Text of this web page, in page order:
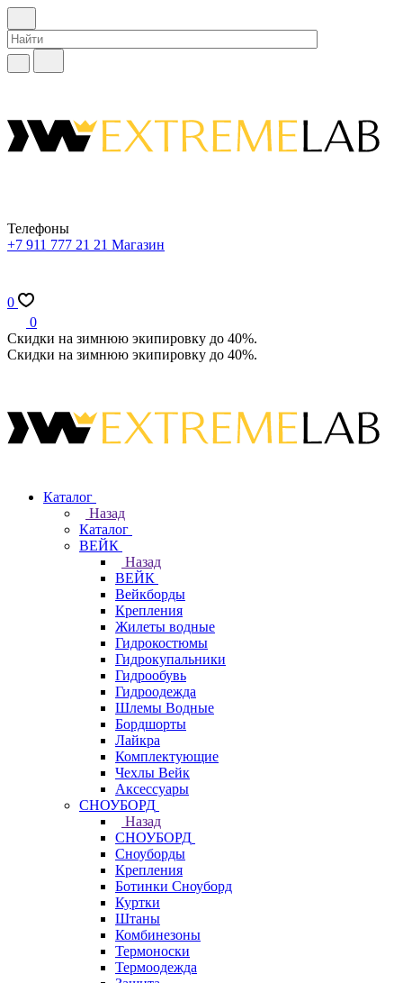
Телефоны
+7 911 777 21 21 Магазин
0
0
Скидки на зимнюю экипировку до 40%.
Скидки на зимнюю экипировку до 40%.
Каталог
Назад
Каталог
ВЕЙК
Назад
ВЕЙК
Вейкборды
Крепления
Жилеты водные
Гидрокостюмы
Гидрокупальники
Гидрообувь
Гидроодежда
Шлемы Водные
Бордшорты
Лайкра
Комплектующие
Чехлы Вейк
Аксессуары
СНОУБОРД
Назад
СНОУБОРД
Сноуборды
Крепления
Ботинки Сноуборд
Куртки
Штаны
Комбинезоны
Термоноски
Термоодежда